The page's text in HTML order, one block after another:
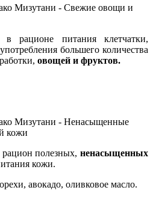
в рационе питания клетчатки,
большего количества
овощей и фруктов.
полезных, ненасыщенных
кожи.
авокадо, оливковое масло.